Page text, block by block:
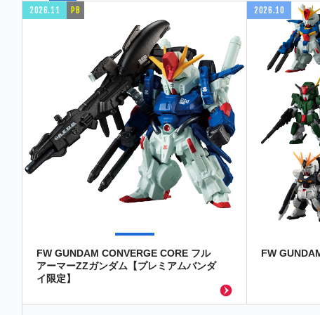
2026.11 PB
FW GUNDAM CONVERGE CORE フル
アーマーZZガンダム【プレミアムバンダ
イ限定】
2026.10
FW